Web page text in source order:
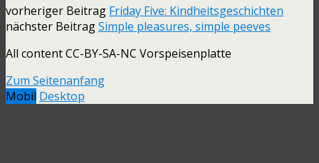
vorheriger Beitrag Friday Five: Kindheitsgeschichten
nächster BeitragSimple pleasures, simple peeves
All content CC-BY-SA-NC Vorspeisenplatte
Zum Seitenanfang
Mobil Desktop